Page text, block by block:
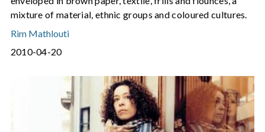
mixture of material, ethnic groups and coloured cultures.
Rim Mathlouti
2010-04-20